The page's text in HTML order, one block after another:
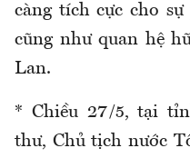
càng tích cực cho
cũng như quan hệ
Lan.
* Chiều 27/5, tại
thư, Chủ tịch nước